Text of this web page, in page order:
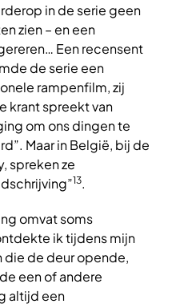
in de serie geen
zien – en een
Een recensent
de serie een
rampenfilm, zij
krant spreekt van
om ons dingen te
Maar in België, bij de
spreken ze
13.
omvat soms
ik tijdens mijn
die de deur opende,
een of andere
altijd een